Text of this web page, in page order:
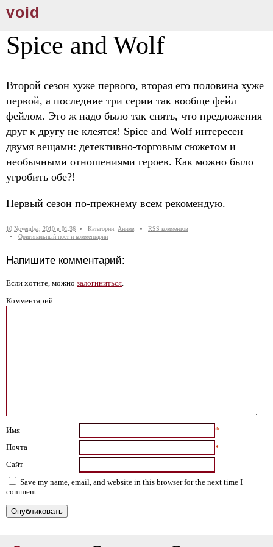
void
Spice and Wolf
Второй сезон хуже первого, вторая его половина хуже
первой, а последние три серии так вообще фейл
фейлом. Это ж надо было так снять, что предложения
друг к другу не клеятся! Spice and Wolf интересен
двумя вещами: детективно-торговым сюжетом и
необычными отношениями героев. Как можно было
угробить обе?!
Первый сезон по-прежнему всем рекомендую.
10 November, 2010 в 01:36 Категории: Аниме.
RSS комментов
Оригинальный пост и комментарии
Напишите комментарий:
Если хотите, можно залогиниться.
Комментарий
Имя
*
Почта
*
Сайт
Save my name, email, and website in this browser for the next time I
comment.